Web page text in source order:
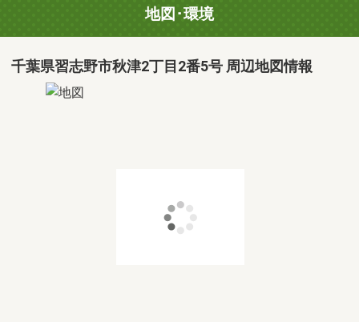
地図･環境
千葉県習志野市秋津2丁目2番5号 周辺地図情報